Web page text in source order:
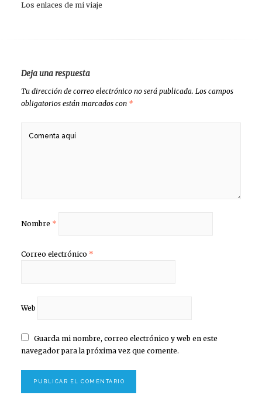
Los enlaces de mi viaje
Deja una respuesta
Tu dirección de correo electrónico no será publicada. Los campos
obligatorios están marcados con *
Nombre *
Correo electrónico *
Web
Guarda mi nombre, correo electrónico y web en este
navegador para la próxima vez que comente.